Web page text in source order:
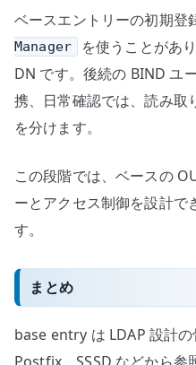
ベースエントリーの初期登
Manager
を使うことがあ
DN です。後続の BIND ユ
携、日常確認では、読み取
を分けます。
この段階では、ベースの
ーとアクセス制御を設計で
す。
まとめ
base entry は LDAP 設計の